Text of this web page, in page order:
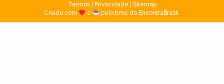
Termos| Privacidade
Sitemap
Criado com
e pelo time do EncontraBrasil